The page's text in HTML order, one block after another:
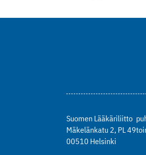
Suomen Lääkäriliitto
Mäkelänkatu 2, PL 49
00510 Helsinki